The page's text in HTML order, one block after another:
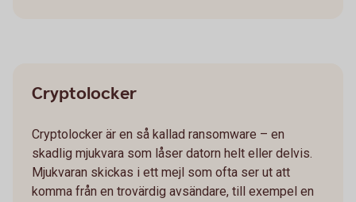
Cryptolocker
Cryptolocker är en så kallad ransomware – en
skadlig mjukvara som låser datorn helt eller delvis.
Mjukvaran skickas i ett mejl som ofta ser ut att
komma från en trovärdig avsändare, till exempel en